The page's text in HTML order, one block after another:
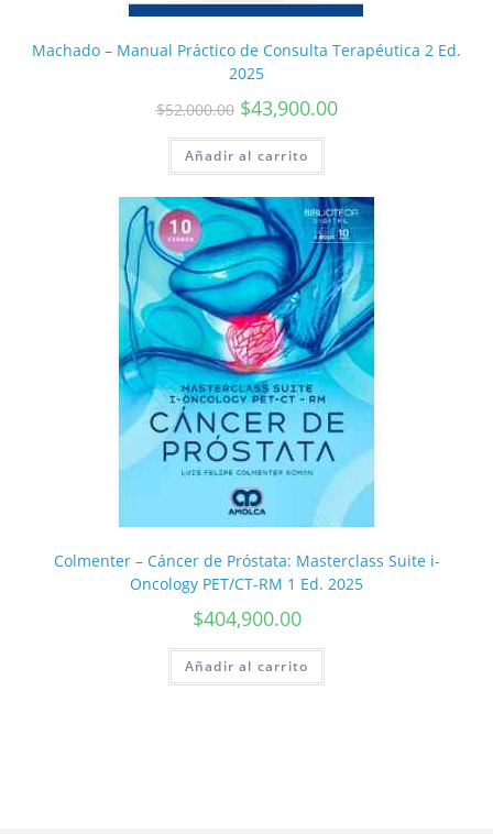
Machado – Manual Práctico de Consulta Terapéutica 2 Ed.
2025
$52,000.00 $43,900.00
Añadir al carrito
Colmenter – Cáncer de Próstata: Masterclass Suite i-
Oncology PET/CT-RM 1 Ed. 2025
$404,900.00
Añadir al carrito